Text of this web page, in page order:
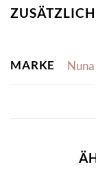
MARKE Nuna